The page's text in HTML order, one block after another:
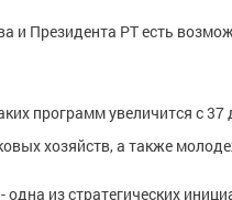
и Президента РТ есть
программ увеличится с
хозяйств, а также
из стратегических